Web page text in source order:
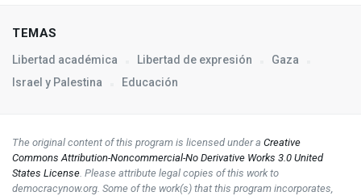
TEMAS
Libertad académica Libertad de expresión
Gaza
Israel y Palestina
Educación
The original content of this program is licensed under a Creative
Commons Attribution-Noncommercial-No Derivative Works 3.0 United
States License . Please attribute legal copies of this work to
democracynow.org. Some of the work(s) that this program incorporates,